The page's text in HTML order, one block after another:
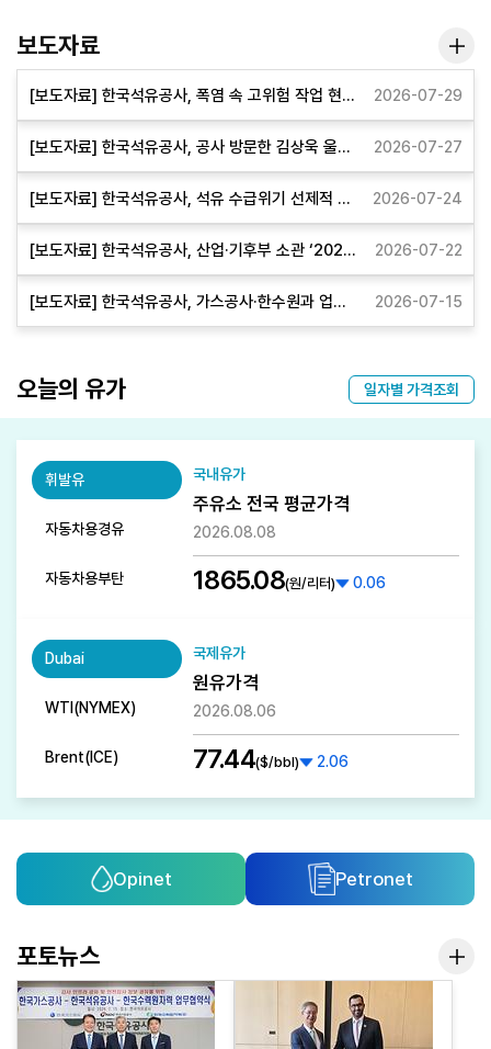
보도자료
[보도자료] 한국석유공사, 폭염 속 고위험 작업 현장 찾아 ‘냉각 안전 요원’ 실시 및 협력사 대상 상설 가상 현실 안전 체험 교육장 운영(2026.07.29.) 2026-07-29
[보도자료] 한국석유공사, 공사 방문한 김상욱 울산시장과 간담회 개최(2026.07.27.) 2026-07-27
[보도자료] 한국석유공사, 석유 수급위기 선제적 대응을 위한 점검회의 실시(2026.07.24.) 2026-07-24
[보도자료] 한국석유공사, 산업·기후부 소관 ‘2026 재난관리 우수기관’ 선정(2026.07.22.) 2026-07-22
[보도자료] 한국석유공사, 가스공사·한수원과 업무협약…감사 기술 정보 공유(2026.07.15.) 2026-07-15
보도
오늘의 유가 일자별 가격조회
휘발유
자동차용경유
자동차용부탄
국내유가
주유소 전국 평균가격
2026.08.08
1865.08(원/리터) 0.06
Dubai
WTI(NYMEX)
Brent(ICE)
국제유가
원유가격
2026.08.06
77.44($/bbl) 2.06
Opinet Petronet
포토뉴스 포토